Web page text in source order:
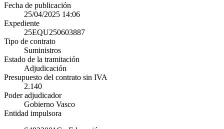
Fecha de publicación
25/04/2025 14:06
Expediente
25EQU250603887
Tipo de contrato
Suministros
Estado de la tramitación
Adjudicación
Presupuesto del contrato sin IVA
2.140
Poder adjudicador
Gobierno Vasco
Entidad impulsora